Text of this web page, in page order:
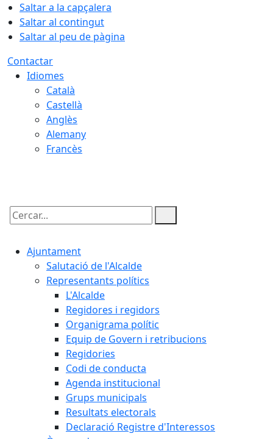
Saltar a la capçalera
Saltar al contingut
Saltar al peu de pàgina
Contactar
Idiomes
Català
Castellà
Anglès
Alemany
Francès
Cercar:
Ajuntament
Salutació de l'Alcalde
Representants polítics
L'Alcalde
Regidores i regidors
Organigrama polític
Equip de Govern i retribucions
Regidories
Codi de conducta
Agenda institucional
Grups municipals
Resultats electorals
Declaració Registre d'Interessos